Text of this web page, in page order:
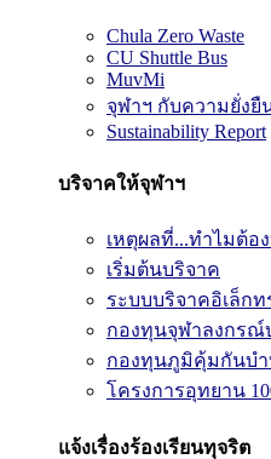
Chula Zero Waste
CU Shuttle Bus
MuvMi
จุฬาฯ กับความยั่งยื
Sustainability Report
บริจาคให้จุฬาฯ
เหตุผลที่...ทำไมต้อ
เริ่มต้นบริจาค
ระบบบริจาคอิเล็ก
กองทุนจุฬาลงกร
กองทุนภูมิคุ้มกันบำ
โครงการอุทยาน
แจ้งเรื่องร้องเรียนทุจริต